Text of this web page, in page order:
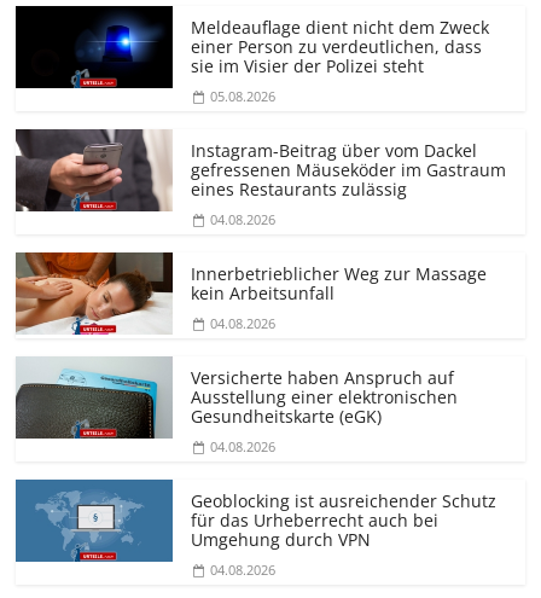
Meldeauflage dient nicht dem Zweck
einer Person zu verdeutlichen, dass
sie im Visier der Polizei steht
05.08.2026
Instagram-Beitrag über vom Dackel
gefressenen Mäuseköder im Gastraum
eines Restaurants zulässig
04.08.2026
Innerbetrieblicher Weg zur Massage
kein Arbeitsunfall
04.08.2026
Versicherte haben Anspruch auf
Ausstellung einer elektronischen
Gesundheitskarte (eGK)
04.08.2026
Geoblocking ist ausreichender Schutz
für das Urheberrecht auch bei
Umgehung durch VPN
04.08.2026